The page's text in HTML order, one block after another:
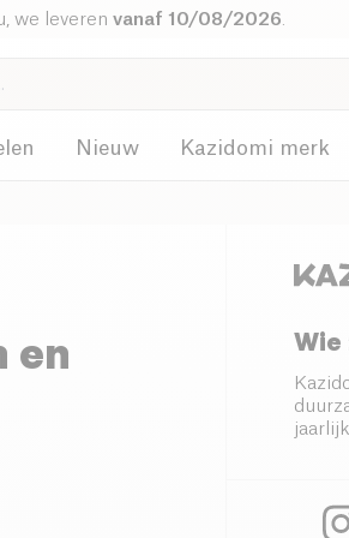
we leveren vanaf 10/08/2026
Nieuw Kazidomi merk
en
Wie